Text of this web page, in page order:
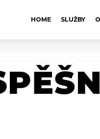
HOME SLUŽBY